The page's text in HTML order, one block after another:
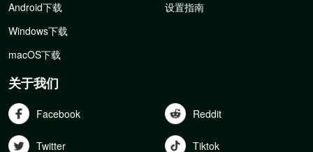
Android下载
Windows下载
macOS下载
设置指南
关于我们
Facebook Reddit
Twitter Tiktok